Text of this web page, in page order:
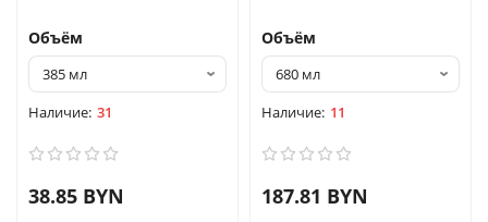
Объём
31
38.85 BYN
Объём
11
187.81 BYN